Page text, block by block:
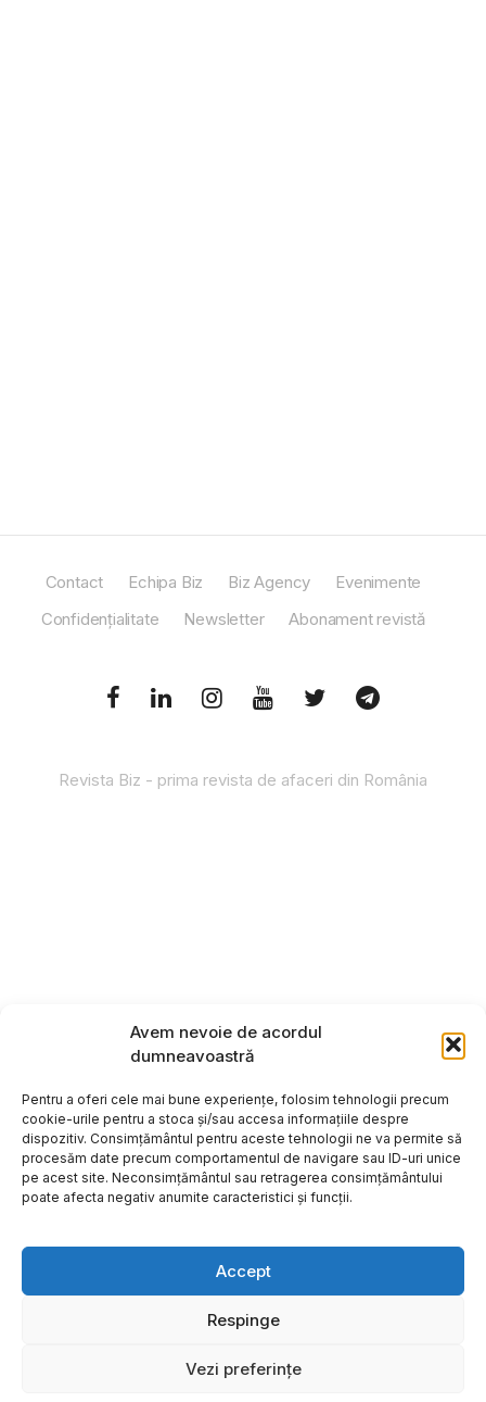
Avem nevoie de acordul
dumneavoastră
Pentru a oferi cele mai bune experiențe, folosim tehnologii precum
cookie-urile pentru a stoca și/sau accesa informațiile despre
dispozitiv. Consimțământul pentru aceste tehnologii ne va permite să
procesăm date precum comportamentul de navigare sau ID-uri unice
pe acest site. Neconsimțământul sau retragerea consimțământului
poate afecta negativ anumite caracteristici și funcții.
Accept
Respinge
Vezi preferințe
Contact Echipa Biz Biz Agency
Evenimente
Confidențialitate
Newsletter Abonament revistă
Revista Biz - prima revista de afaceri din România
Copyright ©2026